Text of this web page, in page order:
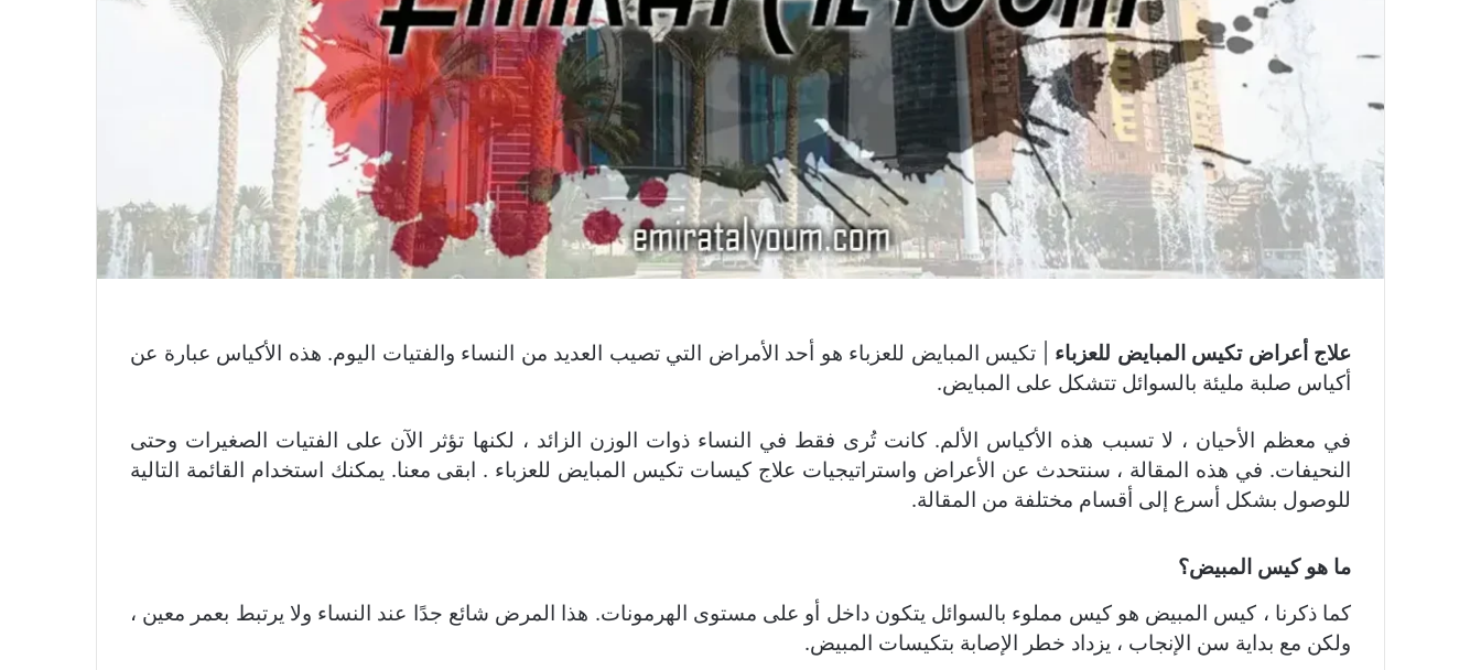
علاج أعراض تكيس المبايض للعزباء | تكيس المبايض للعزباء هو أحد الأمراض التي تصيب العديد من النساء والفتيات اليوم. هذه الأكياس عبارة عن
أكياس صلبة مليئة بالسوائل تتشكل على المبايض.
في معظم الأحيان ، لا تسبب هذه الأكياس الألم. كانت تُرى فقط في النساء ذوات الوزن الزائد ، لكنها تؤثر الآن على الفتيات الصغيرات وحتى
النحيفات. في هذه المقالة ، سنتحدث عن الأعراض واستراتيجيات علاج كيسات تكيس المبايض للعزباء . ابقى معنا. يمكنك استخدام القائمة التالية
للوصول بشكل أسرع إلى أقسام مختلفة من المقالة.
ما هو كيس المبيض؟
كما ذكرنا ، كيس المبيض هو كيس مملوء بالسوائل يتكون داخل أو على مستوى الهرمونات. هذا المرض شائع جدًا عند النساء ولا يرتبط بعمر معين ،
ولكن مع بداية سن الإنجاب ، يزداد خطر الإصابة بتكيسات المبيض.